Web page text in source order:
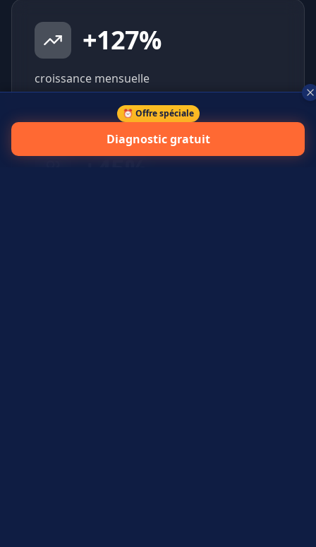
+127%
croissance mensuelle
+45%
⏰ Offre spéciale
Diagnostic gratuit